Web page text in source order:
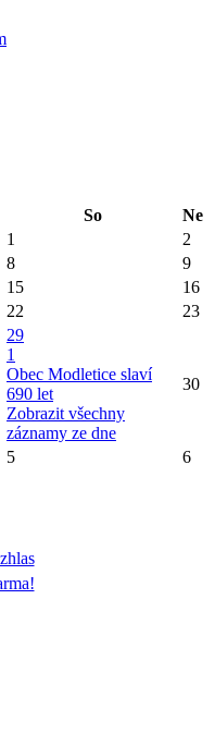
So
Ne
1
2
8
9
15
16
22 23
29
1
Obec Modletice slaví
690 let
Zobrazit všechny
záznamy ze dne
30
5 6